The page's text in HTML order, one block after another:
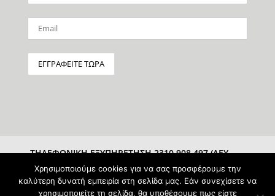
ΤΗΛΕΦΩΝΙΚΗ ΕΞΥΠΗΡΕΤΗΣΗ 2310 908 497 (ΔΕΥ-
ΣΑΒ 10:00-15:00)
Χρησιμοποιούμε cookies για να σας προσφέρουμε την
καλύτερη δυνατή εμπειρία στη σελίδα μας. Εάν συνεχίσετε να
χρησιμοποιείτε τη σελίδα, θα υποθέσουμε πως είστε